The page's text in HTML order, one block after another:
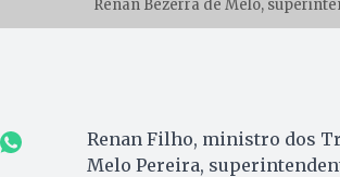
Renan Bezerra de Melo,
Renan Filho, ministro dos
Melo Pereira,